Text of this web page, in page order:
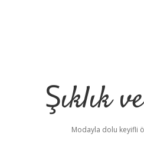
Şıklık
Modayla dolu keyifli